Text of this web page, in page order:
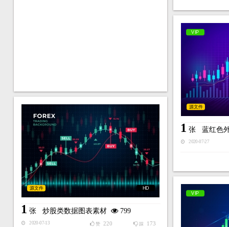
VIP
源文件
1 张 蓝红色
2020-07-27
HD
源文件
1 张 炒股类数据图表素材 799
2020-07-13 踩 173
赞 220
VIP